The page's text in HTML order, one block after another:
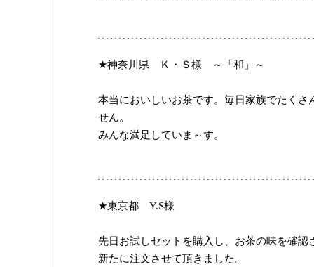
★神奈川県 Ｋ・Ｓ様 ～「和」～
本当においしいお茶です。毎日家族でたくさ
せん。
みんな満足していま～す。
★東京都 Y.S様
先日お試しセットを購入し、お茶の味を確認
新たに注文させて頂きました。